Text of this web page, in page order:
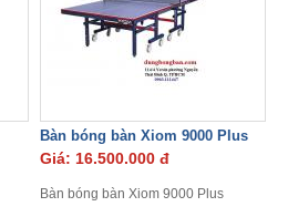
Bàn bóng bàn Xiom 9000 Plus
Giá: 16.500.000 đ
Bàn bóng bàn Xiom 9000 Plus